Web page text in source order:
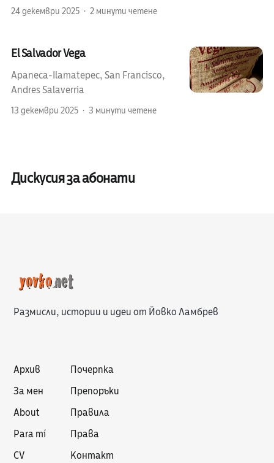
24 декември 2025 2 минути четене
El Salvador Vega
Apaneca-Ilamatepec, San Francisco,
Andres Salaverria
13 декември 2025 3 минути четене
Дискусия за абонати
Размисли, истории и идеи от Йовко Ламбрев
Архив
За мен
About
Para mí
CV
Почерпка
Препоръки
Правила
Права
Контакт